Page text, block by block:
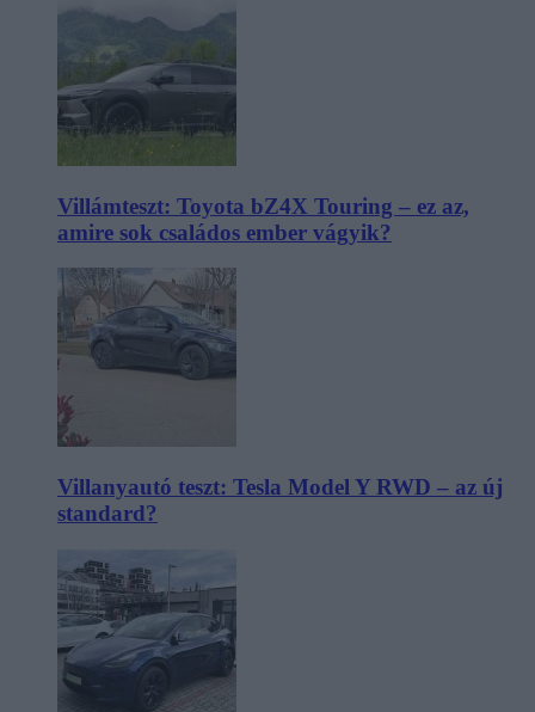
Villámteszt: Toyota bZ4X Touring – ez az,
amire sok családos ember vágyik?
Villanyautó teszt: Tesla Model Y RWD – az új
standard?